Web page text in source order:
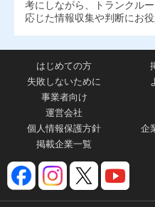
考にしながら、トランクル
応じた情報収集や判断にお役
はじめての方
失敗しないために
事業者向け
運営会社
個人情報保護方針
企
掲載企業一覧